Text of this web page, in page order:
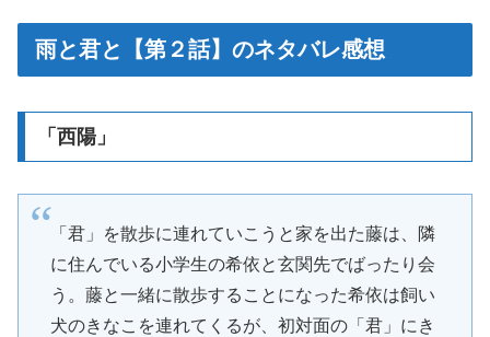
雨と君と【第２話】のネタバレ感想
「西陽」
「君」を散歩に連れていこうと家を出た藤は、隣
に住んでいる小学生の希依と玄関先でばったり会
う。藤と一緒に散歩することになった希依は飼い
犬のきなこを連れてくるが、初対面の「君」にき